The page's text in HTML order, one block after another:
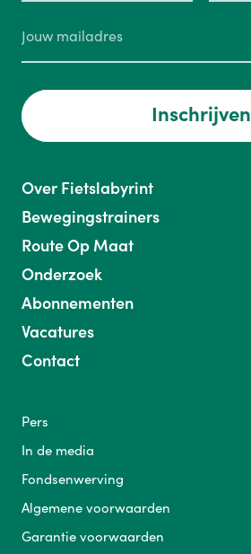
Inschrijven
Over Fietslabyrint
Bewegingstrainers
Route Op Maat
Onderzoek
Abonnementen
Vacatures
Contact
Pers
In de media
Fondsenwerving
Algemene voorwaarden
Garantie voorwaarden